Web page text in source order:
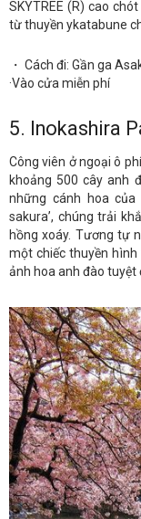
SKYTREE (R) cao
từ thuyền ykatabune
・ Cách đi: Gần ga
·Vào cửa miễn phí
5. Inokashira
Công viên ở ngoại ô
khoảng 500 cây anh
những cánh hoa
sakura’, chúng trải
hồng xoáy. Tương tự
một chiếc thuyền
ảnh hoa anh đào tuyệt